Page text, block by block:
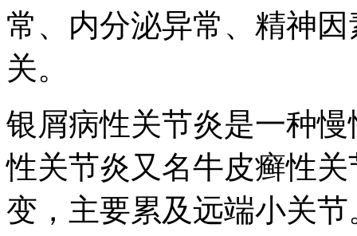
常、内分泌异常、精神
关。
银屑病性关节炎是一种
性关节炎又名牛皮癣性
变，主要累及远端小关节